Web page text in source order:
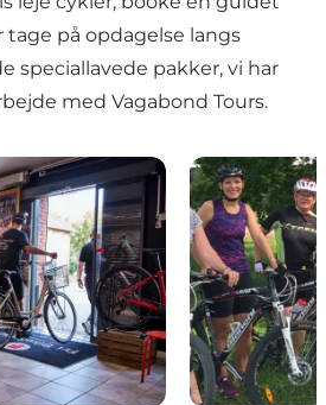
tage på opdagelse langs
speciallavede pakker, vi har
med Vagabond Tours.
Book en